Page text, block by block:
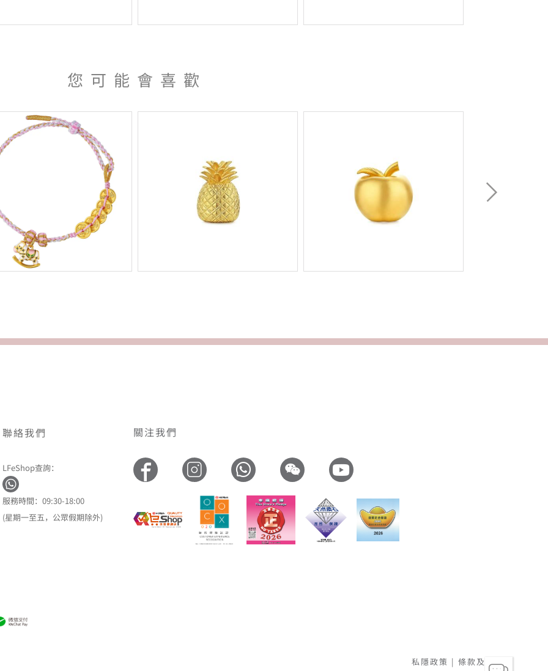
您可能會喜歡
聯絡我們
LFeShop查詢：
服務時間：09:30-18:00
(星期一至五，公眾假期除外)
關注我們
私隱政策 | 條款及細則